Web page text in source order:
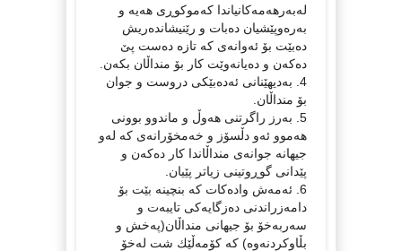
له‌به‌رهه‌مه‌كانیاندا كه‌موكوڕی هه‌یه‌ و
به‌ره‌وپێشیان ده‌بات و رێنیشانده‌ریش
ده‌بێت بۆ ئه‌وانه‌ی كه‌ تازه‌ ده‌ست پێ
ده‌كه‌ن و ده‌یانه‌وێت كار بۆ منداڵان بكه‌ن.
4. به‌دیهێنانی ئه‌ده‌بێكی دروست و جوان
بۆ منداڵان.
5. به‌رز راگرتنی هه‌وڵ و ماندوو بوونی
هه‌موو ئه‌و دڵسۆز و خه‌مخۆرانه‌ی كه‌ له‌و
جیهانه‌ جوانه‌ی منداڵاندا كار ده‌كه‌ن و
پێدانی گوڕوتینی زیاتر پێیان.
6. ئه‌مه‌ش واده‌كات كه‌ بنچینه‌ بێت بۆ
دامه‌زراندنی ده‌زگایه‌كی تایبه‌ت و
سه‌ربه‌خۆ بۆ جیهانی منداڵان(په‌خش و
بڵاوكردنه‌وه‌) كه‌ كۆمه‌ڵێك شت له‌خۆ